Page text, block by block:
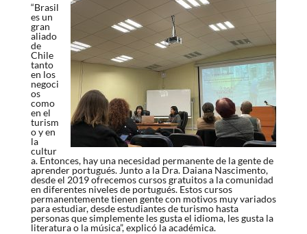
“Brasil
es un
gran
aliado
de
Chile
tanto
en los
negoci
os
como
en el
turism
o y en
la
cultur
a. Entonces, hay una necesidad permanente de la gente de
aprender portugués. Junto a la Dra. Daiana Nascimento,
desde el 2019 ofrecemos cursos gratuitos a la comunidad
en diferentes niveles de portugués. Estos cursos
permanentemente tienen gente con motivos muy variados
para estudiar, desde estudiantes de turismo hasta
personas que simplemente les gusta el idioma, les gusta la
literatura o la música”, explicó la académica.